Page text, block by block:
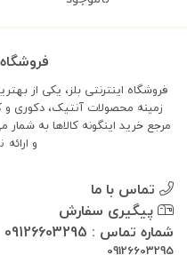
فروشگاه اینترنتی بلز، یکی از
زمینه محصولات آنتیک، دکوری و
مرجع خرید اینگونه کالاها به
و ارائه
تماس با ما
پیگیری سفارش
شماره تماس : 09126603295
09126603295